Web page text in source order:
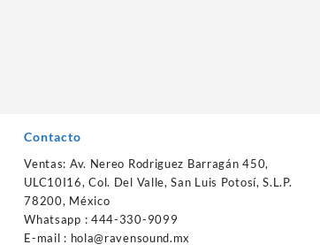
Contacto
Ventas: Av. Nereo Rodriguez Barragán 450,
ULC10I16, Col. Del Valle, San Luis Potosí, S.L.P.
78200, México
Whatsapp : 444-330-9099
E-mail : hola@ravensound.mx